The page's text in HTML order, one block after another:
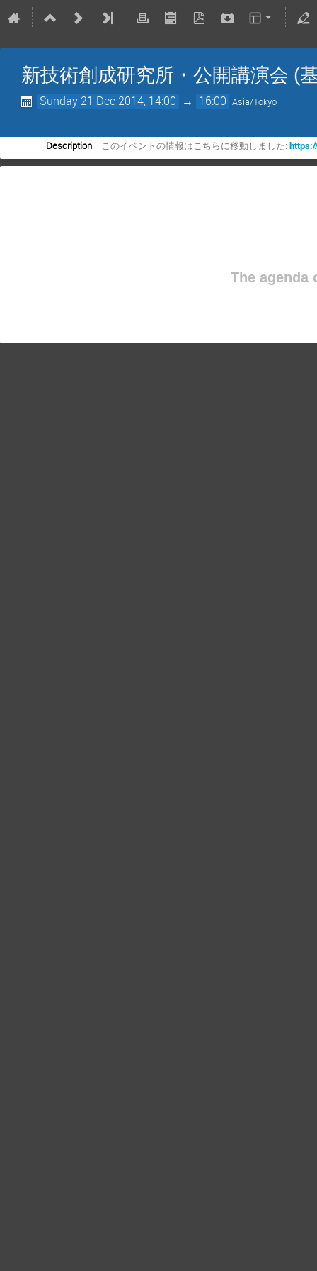
新技術創成研究所・公開講演会 (
Sunday 21 Dec 2014, 14:00 → 16:00 Asia/Tokyo
Description このイベントの情報はこちらに移動しました:
The